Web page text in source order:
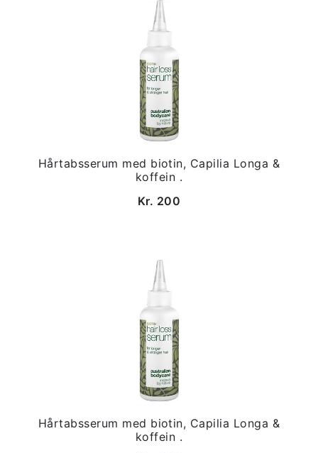
Hårtabsserum med biotin, Capilia Longa &
koffein .
Kr. 200
Hårtabsserum med biotin, Capilia Longa &
koffein .